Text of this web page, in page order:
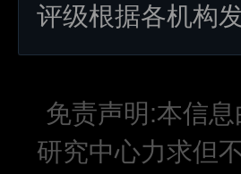
评级根据各机构
免责声明:本信
研究中心力求但